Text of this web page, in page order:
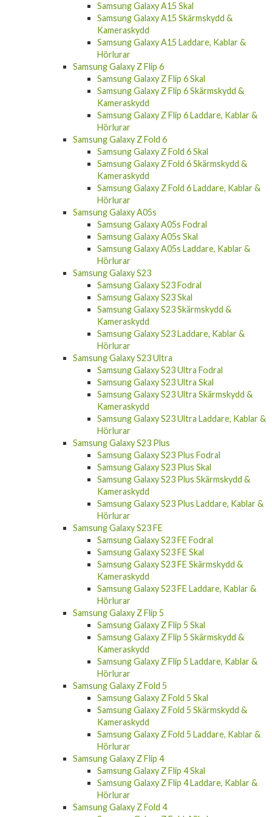
Samsung Galaxy A15 Skärmskydd &
Kameraskydd
Samsung Galaxy A15 Laddare, Kablar &
Hörlurar
Samsung Galaxy Z Flip 6
Samsung Galaxy Z Flip 6 Skal
Samsung Galaxy Z Flip 6 Skärmskydd &
Kameraskydd
Samsung Galaxy Z Flip 6 Laddare, Kablar &
Hörlurar
Samsung Galaxy Z Fold 6
Samsung Galaxy Z Fold 6 Skal
Samsung Galaxy Z Fold 6 Skärmskydd &
Kameraskydd
Samsung Galaxy Z Fold 6 Laddare, Kablar &
Hörlurar
Samsung Galaxy A05s
Samsung Galaxy A05s Fodral
Samsung Galaxy A05s Skal
Samsung Galaxy A05s Laddare, Kablar &
Hörlurar
Samsung Galaxy S23
Samsung Galaxy S23 Fodral
Samsung Galaxy S23 Skal
Samsung Galaxy S23 Skärmskydd &
Kameraskydd
Samsung Galaxy S23 Laddare, Kablar &
Hörlurar
Samsung Galaxy S23 Ultra
Samsung Galaxy S23 Ultra Fodral
Samsung Galaxy S23 Ultra Skal
Samsung Galaxy S23 Ultra Skärmskydd &
Kameraskydd
Samsung Galaxy S23 Ultra Laddare, Kablar &
Hörlurar
Samsung Galaxy S23 Plus
Samsung Galaxy S23 Plus Fodral
Samsung Galaxy S23 Plus Skal
Samsung Galaxy S23 Plus Skärmskydd &
Kameraskydd
Samsung Galaxy S23 Plus Laddare, Kablar &
Hörlurar
Samsung Galaxy S23 FE
Samsung Galaxy S23 FE Fodral
Samsung Galaxy S23 FE Skal
Samsung Galaxy S23 FE Skärmskydd &
Kameraskydd
Samsung Galaxy S23 FE Laddare, Kablar &
Hörlurar
Samsung Galaxy Z Flip 5
Samsung Galaxy Z Flip 5 Skal
Samsung Galaxy Z Flip 5 Skärmskydd &
Kameraskydd
Samsung Galaxy Z Flip 5 Laddare, Kablar &
Hörlurar
Samsung Galaxy Z Fold 5
Samsung Galaxy Z Fold 5 Skal
Samsung Galaxy Z Fold 5 Skärmskydd &
Kameraskydd
Samsung Galaxy Z Fold 5 Laddare, Kablar &
Hörlurar
Samsung Galaxy Z Flip 4
Samsung Galaxy Z Flip 4 Skal
Samsung Galaxy Z Flip 4 Laddare, Kablar &
Hörlurar
Samsung Galaxy Z Fold 4
Samsung Galaxy Z Fold 4 Skal